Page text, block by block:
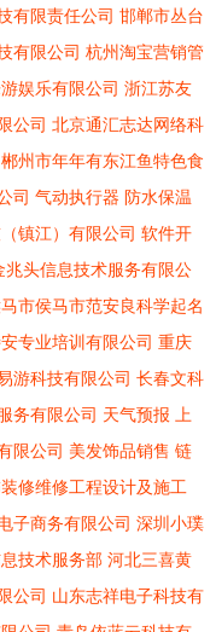
有限责任公司 邯郸市丛台
有限公司 杭州淘宝营销管
娱乐有限公司 浙江苏友
公司 北京通汇志达网络科
郴州市年年有东江鱼特色食
司 气动执行器 防水保温
镇江）有限公司 软件开
兆头信息技术服务有限公
市侯马市范安良科学起名
专业培训有限公司 重庆
游科技有限公司 长春文科
务有限公司 天气预报
上
限公司 美发饰品销售 链
修维修工程设计及施工
子商务有限公司 深圳小璞
技术服务部 河北三喜黄
公司 山东志祥电子科技有